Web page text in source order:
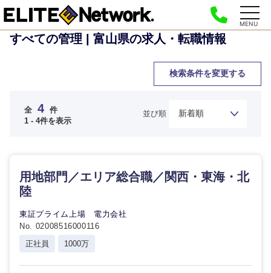
MENU
すべての管理 | 富山県の求人・転職情報
検索条件を変更する
ご希望の職種を選択してください
ご希望の職種を選択してください
ご希望の業界を選択してください
ご希望の勤務地を選択してください
ご希望条件を入力ください
希望年収
全 4 件
1 - 4件を表示
並び順
用地部門／エリア総合職／関西・東海・北
陸
東証プライム上場 電力会社
No. 02008516000116
正社員
1000万